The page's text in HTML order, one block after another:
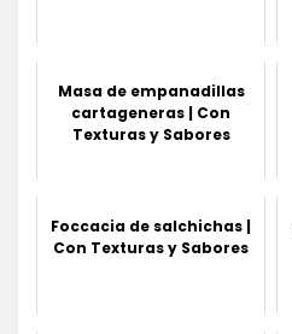
Masa de empanadillas
cartageneras | Con
Texturas y Sabores
Foccacia de salchichas |
Con Texturas y Sabores